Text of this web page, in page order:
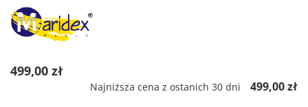
499,00 zł
Najniższa cena z ostanich 30 dni 499,00 zł